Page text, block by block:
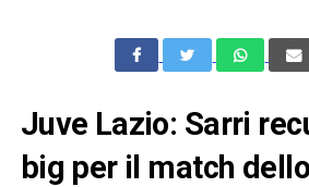
Juve Lazio: Sarri
big per il match